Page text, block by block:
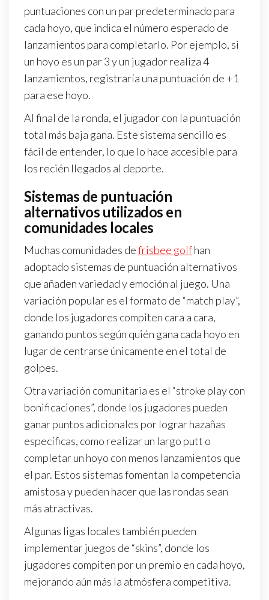
puntuaciones con un par predeterminado para
cada hoyo, que indica el número esperado de
lanzamientos para completarlo. Por ejemplo, si
un hoyo es un par 3 y un jugador realiza 4
lanzamientos, registraría una puntuación de +1
para ese hoyo.
Al final de la ronda, el jugador con la puntuación
total más baja gana. Este sistema sencillo es
fácil de entender, lo que lo hace accesible para
los recién llegados al deporte.
Sistemas de puntuación
alternativos utilizados en
comunidades locales
Muchas comunidades defrisbee golfhan
adoptado sistemas de puntuación alternativos
que añaden variedad y emoción al juego. Una
variación popular es el formato de “match play”,
donde los jugadores compiten cara a cara,
ganando puntos según quién gana cada hoyo en
lugar de centrarse únicamente en el total de
golpes.
Otra variación comunitaria es el “stroke play con
bonificaciones”, donde los jugadores pueden
ganar puntos adicionales por lograr hazañas
específicas, como realizar un largo putt o
completar un hoyo con menos lanzamientos que
el par. Estos sistemas fomentan la competencia
amistosa y pueden hacer que las rondas sean
más atractivas.
Algunas ligas locales también pueden
implementar juegos de “skins”, donde los
jugadores compiten por un premio en cada hoyo,
mejorando aún más la atmósfera competitiva.